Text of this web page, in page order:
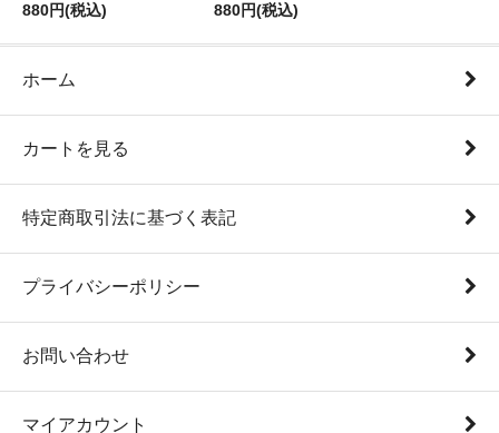
880円(税込)
880円(税込)
ホーム
カートを見る
特定商取引法に基づく表記
プライバシーポリシー
お問い合わせ
マイアカウント